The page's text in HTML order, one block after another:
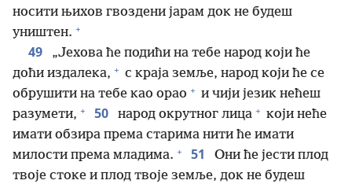
носити њихов гвоздени јарам док не будеш
уништен. +
49
„Јехова ће подићи на тебе народ који ће
доћи издалека, + с краја земље, народ који ће се
обрушити на тебе као орао + и чији језик нећеш
разумети, + 50 народ окрутног лица + који неће
имати обзира према старима нити ће имати
милости према младима. + 51
Они ће јести плод
твоје стоке и плод твоје земље, док не будеш